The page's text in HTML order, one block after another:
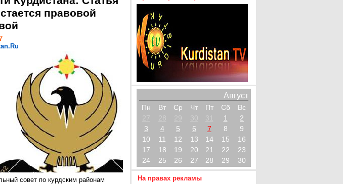
правовой
совет по курдским районам
Август
Пн Вт Ср Чт Пт Сб
Вс
27
28 29 30 31 1
2
3
4 5 6 7 8
9
10
11 12 13 14 15
16
17
18 19 20 21 22
23
24
25 26 27 28 29 30
На правах рекламы